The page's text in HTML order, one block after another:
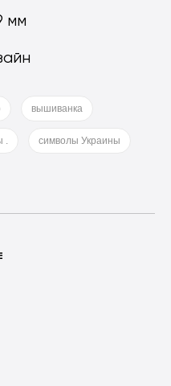
мм
вышиванка
символы Украины